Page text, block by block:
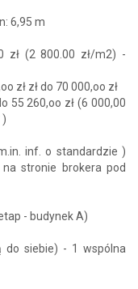
6,95 m
zł (2 800.00 zł/m2) -
zł zł do 70 000,oo zł
55 260,oo zł (6 000,00
)
inf. o standardzie )
stronie brokera pod
- budynek A)
do siebie) - 1 wspólna